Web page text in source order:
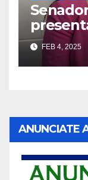
FEB 4, 2025
ANUNCIATE